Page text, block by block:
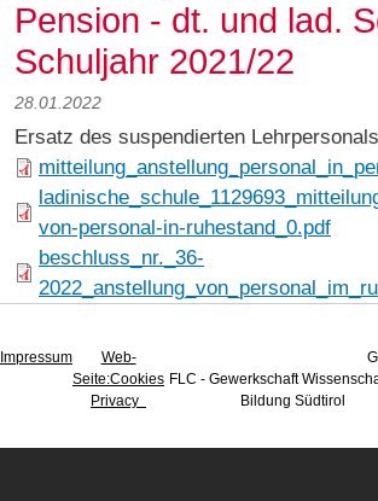
Pension - dt. und lad.
Schuljahr 2021/22
28.01.2022
Ersatz des suspendierten Lehrpersonals
von-personal-in-ruhestand_0.pdf
beschluss_nr._36-
Impressum
Web-
Seite:Cookies
Privacy
GBW
FLC - Gewerkschaft
Bildung Südtirol